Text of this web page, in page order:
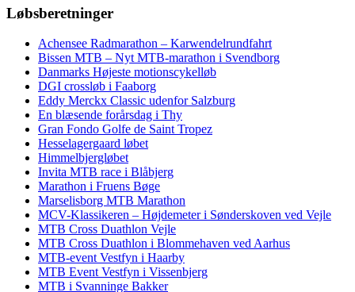
Løbsberetninger
Achensee Radmarathon – Karwendelrundfahrt
Bissen MTB – Nyt MTB-marathon i Svendborg
Danmarks Højeste motionscykelløb
DGI crossløb i Faaborg
Eddy Merckx Classic udenfor Salzburg
En blæsende forårsdag i Thy
Gran Fondo Golfe de Saint Tropez
Hesselagergaard løbet
Himmelbjergløbet
Invita MTB race i Blåbjerg
Marathon i Fruens Bøge
Marselisborg MTB Marathon
MCV-Klassikeren – Højdemeter i Sønderskoven ved Vejle
MTB Cross Duathlon Vejle
MTB Cross Duathlon i Blommehaven ved Aarhus
MTB-event Vestfyn i Haarby
MTB Event Vestfyn i Vissenbjerg
MTB i Svanninge Bakker